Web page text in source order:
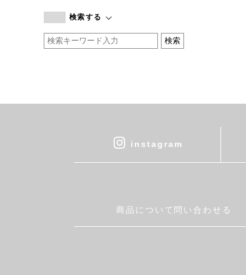
by basics
CATWORTH
cohan
DEAN & DELUCA
Fatima Morocco
検索する
instagram
商品について問い合わせる